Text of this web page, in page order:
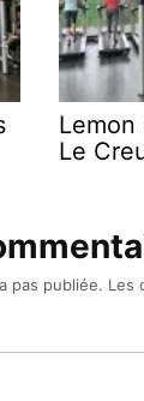
Lemon
Le
pas publiée. Les